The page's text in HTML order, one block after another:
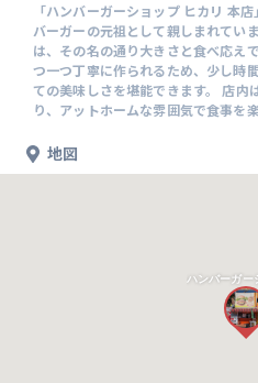
「ハンバーガーショップ ヒカリ 本
バーガーの元祖として親しまれてい
は、その名の通り大きさと食べ応え
つ一つ丁寧に作られるため、少し時
ての美味しさを堪能できます。 店内
り、アットホームな雰囲気で食事を楽
地図